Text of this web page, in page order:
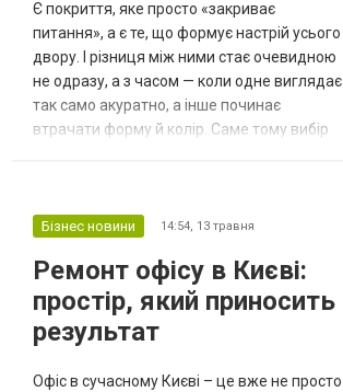
Є покриття, яке просто «закриває
питання», а є те, що формує настрій усього
двору. І різниця між ними стає очевидною
не одразу, а з часом — коли одне виглядає
так само акуратно, а інше починає
втрачати форму й колір. Саме тому вибір
Серед популярних рішень у Борисполі
плитка «Колізей» і тротуарна плитка
Ковальська...
Бізнес новини 14:54, 13 травня
Ремонт офісу в Києві:
простір, який приносить
результат
Офіс в сучасному Києві – це вже не просто